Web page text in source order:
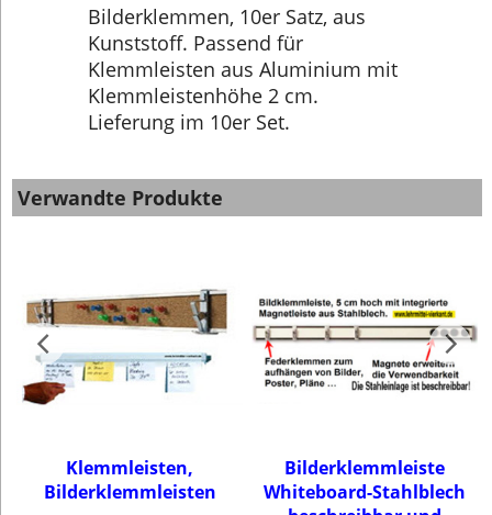
Bilderklemmen, 10er Satz, aus
Kunststoff. Passend für
Klemmleisten aus Aluminium mit
Klemmleistenhöhe 2 cm.
Lieferung im 10er Set.
Verwandte Produkte
Klemmleisten,
Bilderklemmleisten
Bilderklemmleiste
Whiteboard-Stahlblech